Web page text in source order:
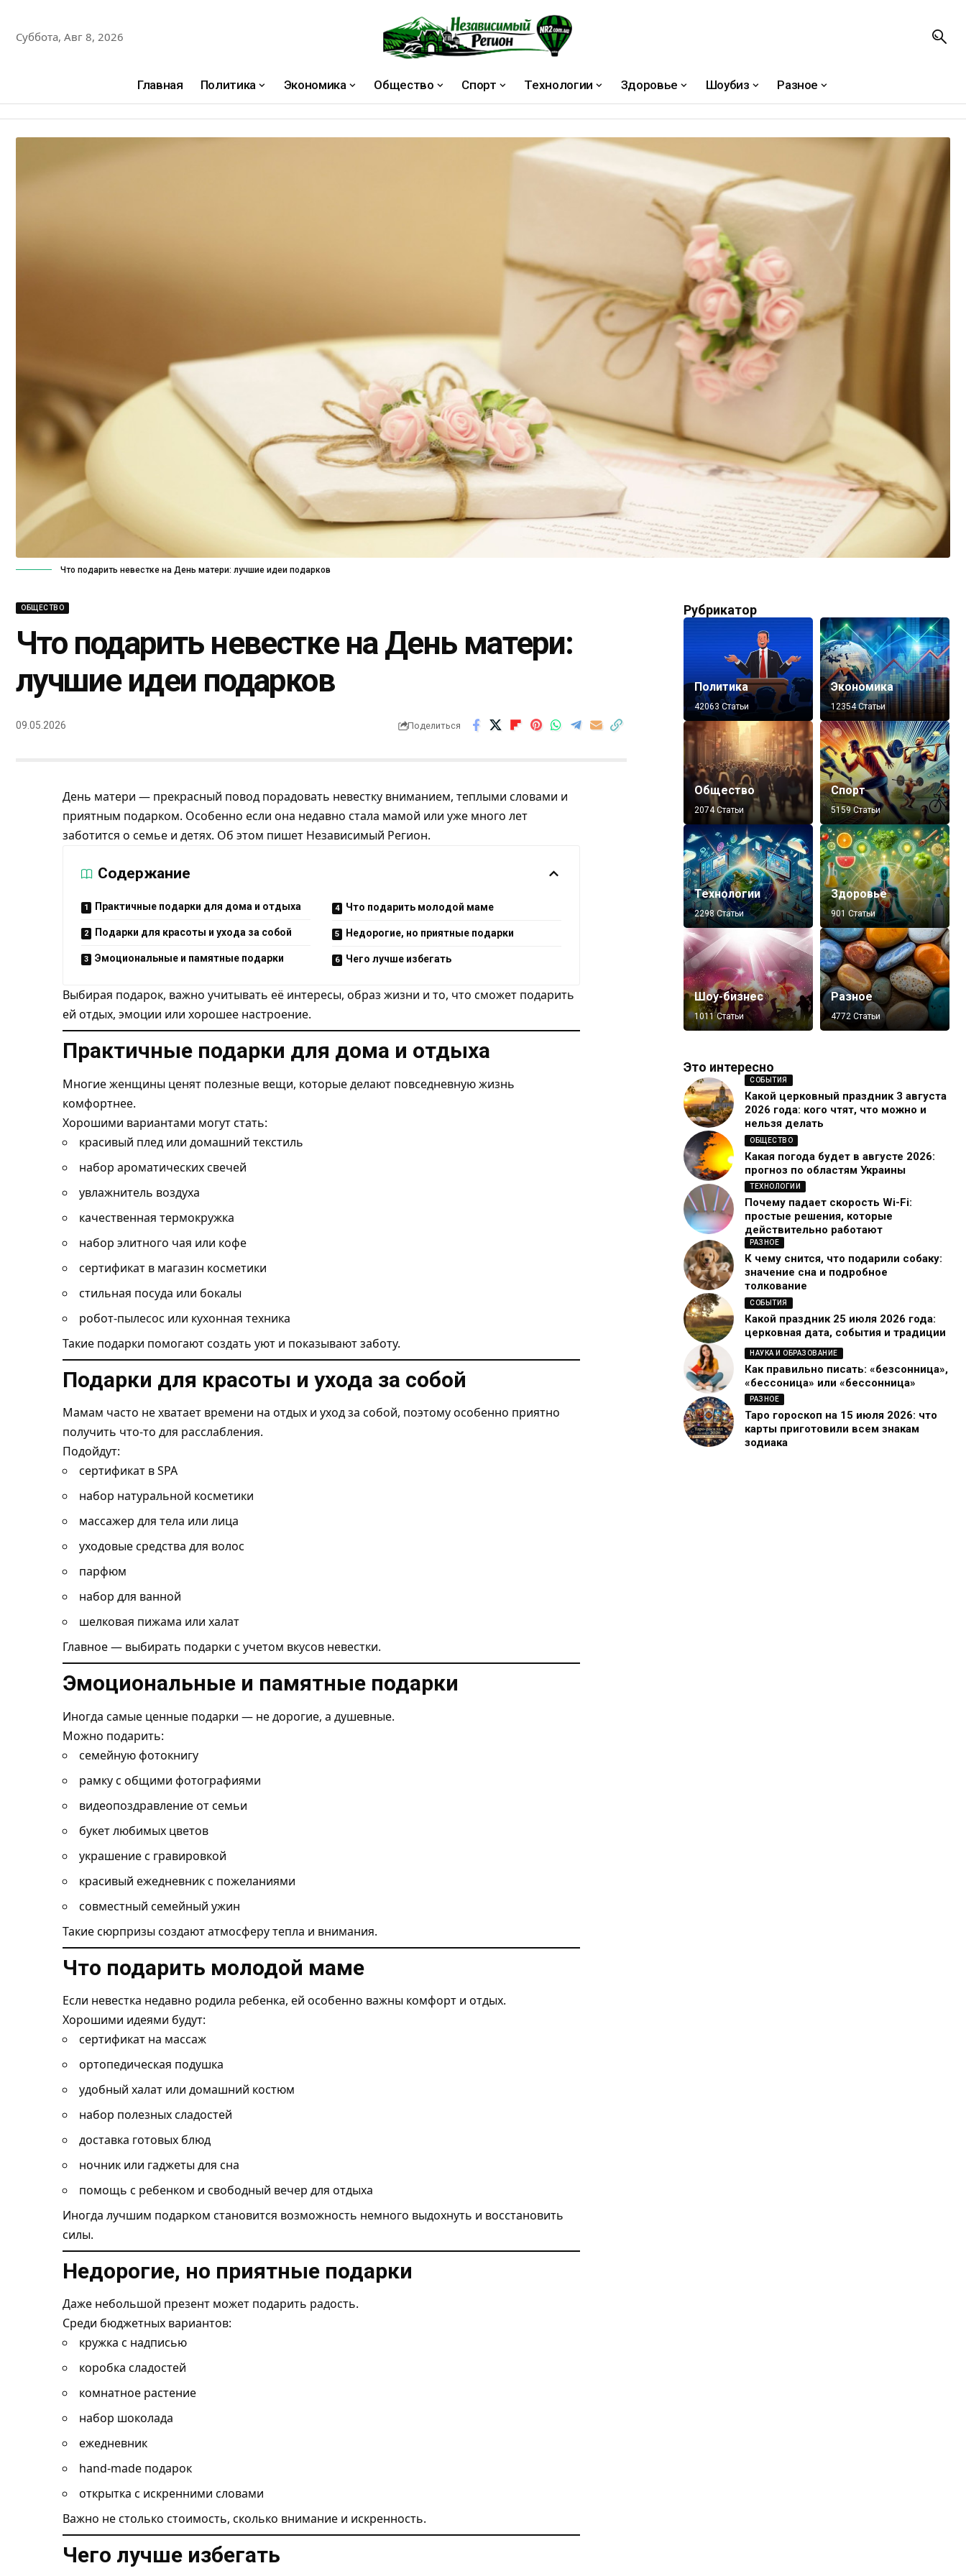
Суббота, Авг 8, 2026
Главная Политика Экономика Общество Спорт Технологии Здоровье Шоубиз Разное
Что подарить невестке на День матери: лучшие идеи подарков
ОБЩЕСТВО
Что подарить невестке на День матери:
лучшие идеи подарков
09.05.2026 Поделиться
День матери — прекрасный повод порадовать невестку вниманием, теплыми словами и
приятным подарком. Особенно если она недавно стала мамой или уже много лет
заботится о семье и детях. Об этом пишет Независимый Регион.
Содержание
Практичные подарки для дома и отдыха
Подарки для красоты и ухода за собой
Эмоциональные и памятные подарки
Что подарить молодой маме
Недорогие, но приятные подарки
Чего лучше избегать
Выбирая подарок, важно учитывать её интересы, образ жизни и то, что сможет подарить
ей отдых, эмоции или хорошее настроение.
Практичные подарки для дома и отдыха
Многие женщины ценят полезные вещи, которые делают повседневную жизнь
комфортнее.
Хорошими вариантами могут стать:
красивый плед или домашний текстиль
набор ароматических свечей
увлажнитель воздуха
качественная термокружка
набор элитного чая или кофе
сертификат в магазин косметики
стильная посуда или бокалы
робот-пылесос или кухонная техника
Такие подарки помогают создать уют и показывают заботу.
Подарки для красоты и ухода за собой
Мамам часто не хватает времени на отдых и уход за собой, поэтому особенно приятно
получить что-то для расслабления.
Подойдут:
сертификат в SPA
набор натуральной косметики
массажер для тела или лица
уходовые средства для волос
парфюм
набор для ванной
шелковая пижама или халат
Главное — выбирать подарки с учетом вкусов невестки.
Эмоциональные и памятные подарки
Иногда самые ценные подарки — не дорогие, а душевные.
Можно подарить:
семейную фотокнигу
рамку с общими фотографиями
видеопоздравление от семьи
букет любимых цветов
украшение с гравировкой
красивый ежедневник с пожеланиями
совместный семейный ужин
Такие сюрпризы создают атмосферу тепла и внимания.
Что подарить молодой маме
Если невестка недавно родила ребенка, ей особенно важны комфорт и отдых.
Хорошими идеями будут:
сертификат на массаж
ортопедическая подушка
удобный халат или домашний костюм
набор полезных сладостей
доставка готовых блюд
ночник или гаджеты для сна
помощь с ребенком и свободный вечер для отдыха
Иногда лучшим подарком становится возможность немного выдохнуть и восстановить
силы.
Недорогие, но приятные подарки
Даже небольшой презент может подарить радость.
Среди бюджетных вариантов:
кружка с надписью
коробка сладостей
комнатное растение
набор шоколада
ежедневник
hand-made подарок
открытка с искренними словами
Важно не столько стоимость, сколько внимание и искренность.
Чего лучше избегать
Рубрикатор
Политика
42063 Статьи
Экономика
12354 Статьи
Общество
2074 Статьи
Спорт
5159 Статьи
Технологии
2298 Статьи
Здоровье
901 Статьи
Шоу-бизнес
1011 Статьи
Разное
4772 Статьи
Это интересно
СОБЫТИЯ
Какой церковный праздник 3 августа
2026 года: кого чтят, что можно и
нельзя делать
ОБЩЕСТВО
Какая погода будет в августе 2026:
прогноз по областям Украины
ТЕХНОЛОГИИ
Почему падает скорость Wi-Fi:
простые решения, которые
действительно работают
РАЗНОЕ
К чему снится, что подарили собаку:
значение сна и подробное
толкование
СОБЫТИЯ
Какой праздник 25 июля 2026 года:
церковная дата, события и традиции
НАУКА И ОБРАЗОВАНИЕ
Как правильно писать: «безсонница»,
«бессоница» или «бессонница»
РАЗНОЕ
Таро гороскоп на 15 июля 2026: что
карты приготовили всем знакам
зодиака